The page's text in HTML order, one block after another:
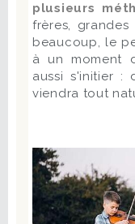
plusieurs
frères,
beaucoup, le
à un moment
aussi s'initier :
viendra tout